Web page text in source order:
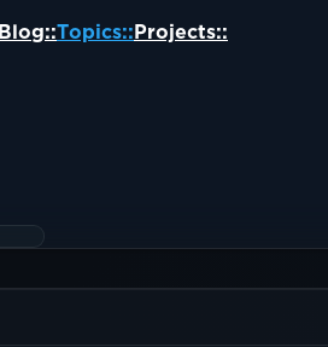
Blog::Topics:: Projects::